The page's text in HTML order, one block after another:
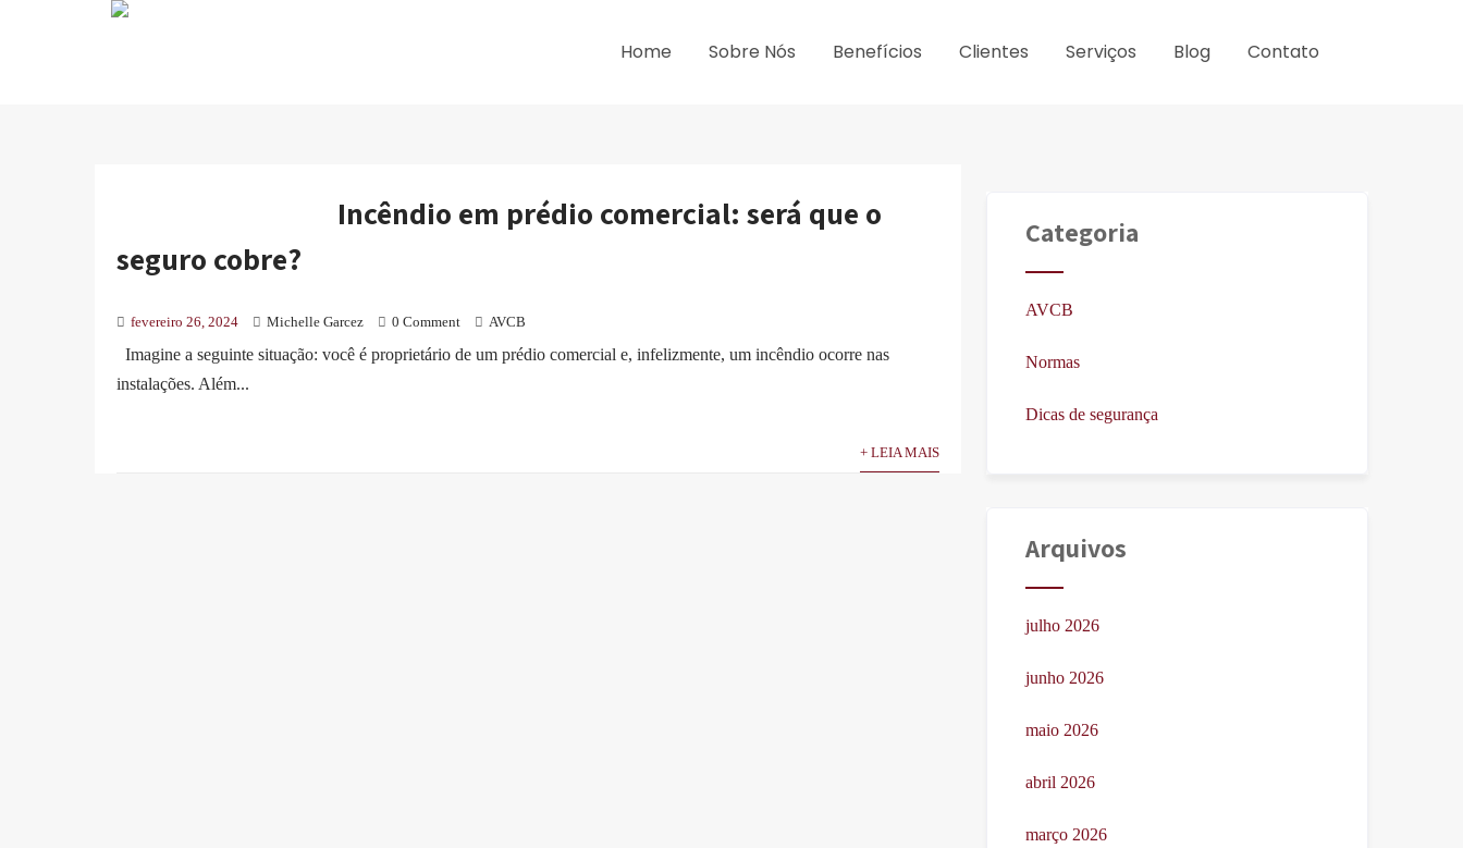
Home Sobre Nós Benefícios Clientes Serviços Blog Contato
Incêndio em prédio comercial: será que o
seguro cobre?
fevereiro 26, 2024 Michelle Garcez 0 Comment AVCB
Imagine a seguinte situação: você é proprietário de um prédio comercial e, infelizmente, um incêndio ocorre nas
instalações. Além...
+ LEIA MAIS
Categoria
AVCB
Normas
Dicas de segurança
Arquivos
julho 2026
junho 2026
maio 2026
abril 2026
março 2026